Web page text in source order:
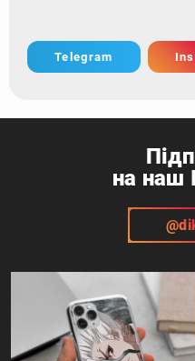
Telegram
на наш